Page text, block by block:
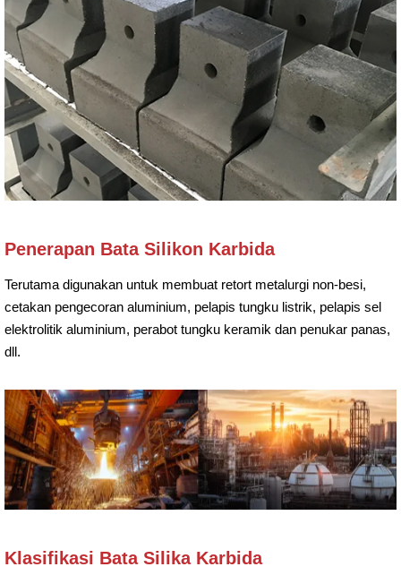
Penerapan Bata Silikon Karbida
Terutama digunakan untuk membuat retort metalurgi non-besi,
cetakan pengecoran aluminium, pelapis tungku listrik, pelapis sel
elektrolitik aluminium, perabot tungku keramik dan penukar panas,
dll.
Klasifikasi Bata Silika Karbida